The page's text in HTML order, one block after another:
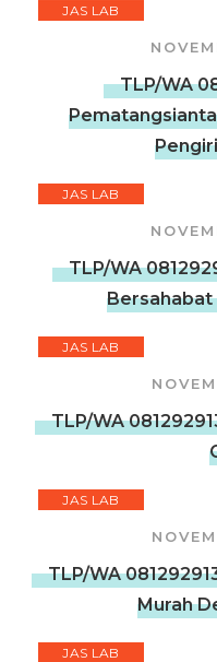
JAS LAB
TLP/WA
JAS LAB
TLP/WA
Bersahabat
JAS LAB
TLP/WA
JAS LAB
TLP/WA
Murah
JAS LAB